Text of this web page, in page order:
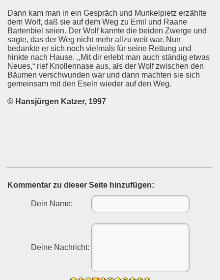
Dann kam man in ein Gespräch und Munkelpietz erzählte
dem Wolf, daß sie auf dem Weg zu Emil und Raane
Bartenbiel seien. Der Wolf kannte die beiden Zwerge und
sagte, das der Weg nicht mehr allzu weit war. Nun
bedankte er sich noch vielmals für seine Rettung und
hinkte nach Hause. ,,Mit dir erlebt man auch ständig etwas
Neues,“ rief Knollennase aus, als der Wolf zwischen den
Bäumen verschwunden war und dann machten sie sich
gemeinsam mit den Eseln wieder auf den Weg.
© Hansjürgen Katzer, 1997
Kommentar zu dieser Seite hinzufügen:
Dein Name:
Deine Nachricht: